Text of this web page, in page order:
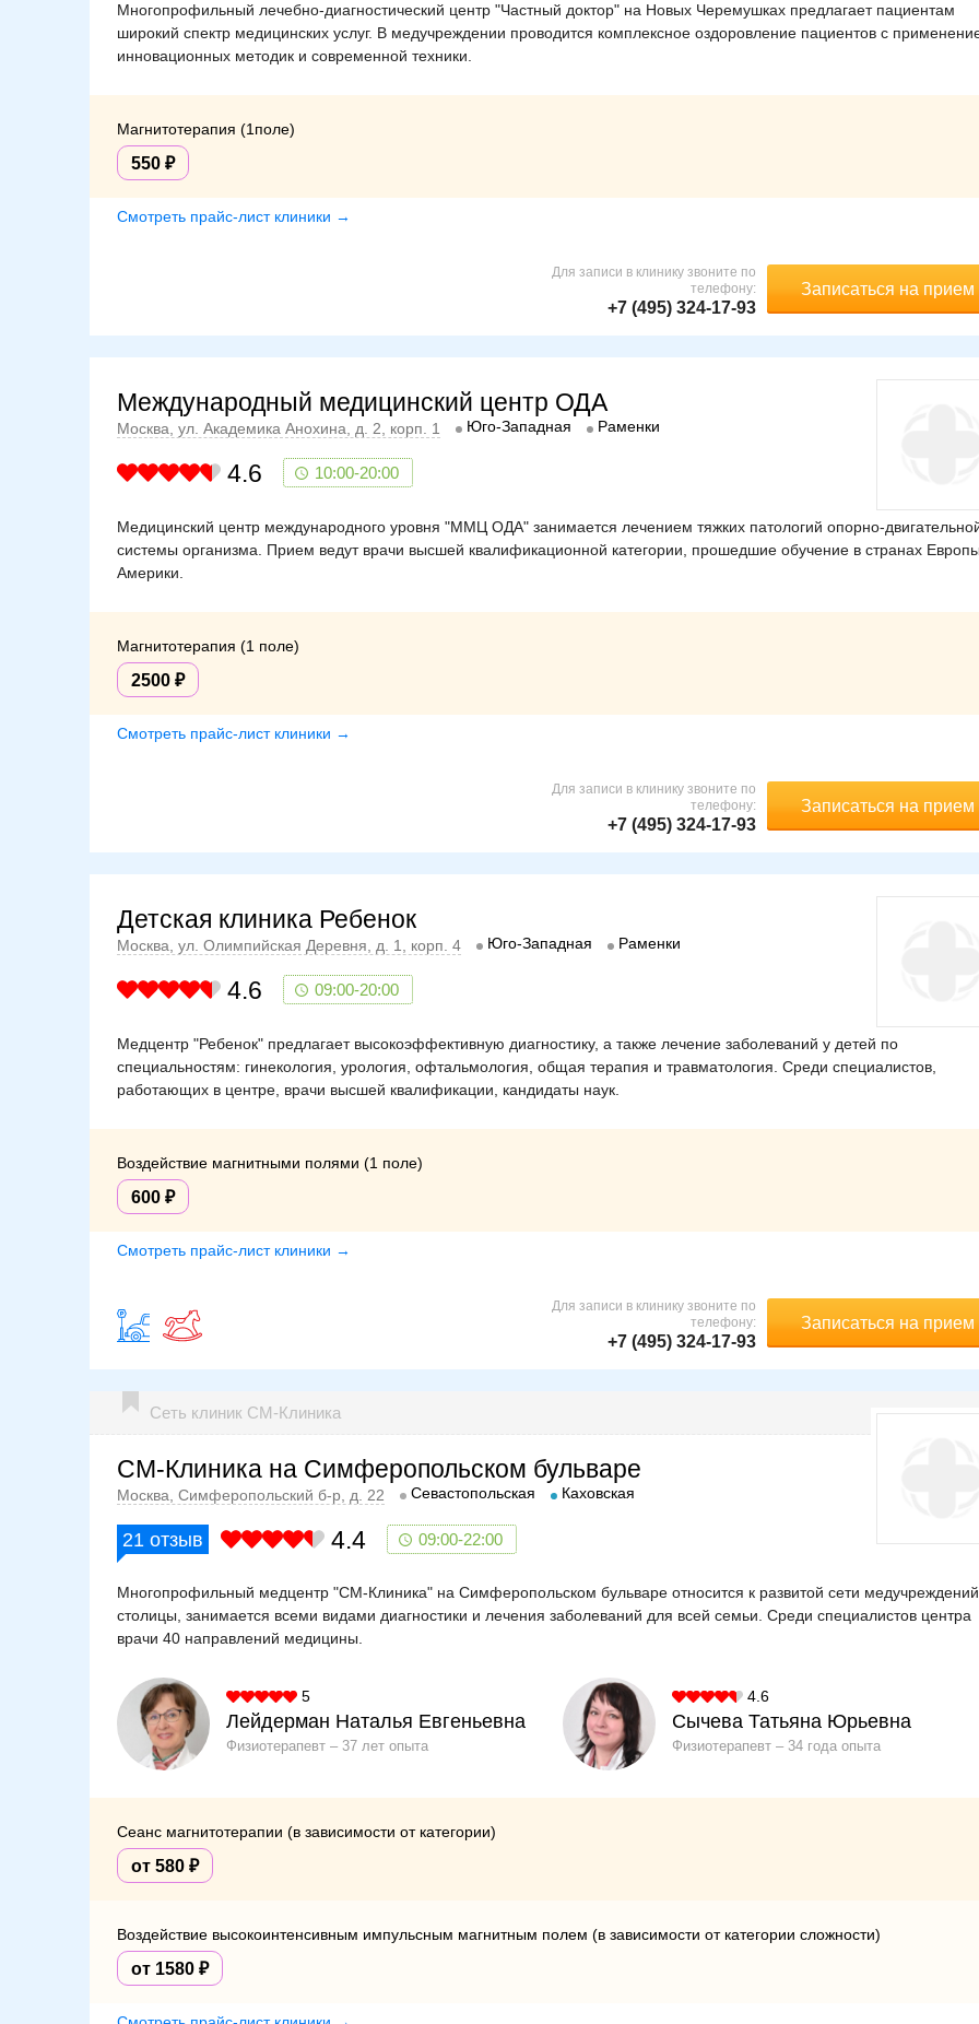
Многопрофильный лечебно-диагностический центр "Частный доктор" на Новых Черемушках предлагает пациентам
широкий спектр медицинских услуг. В медучреждении проводится комплексное оздоровление пациентов с
инновационных методик и современной техники.
Магнитотерапия (1поле)
550
Смотреть прайс-лист клиники →
Записаться на прием
Для записи в клинику звоните по
телефону:
+7 (495) 324-17-93
Международный медицинский центр ОДА
Москва, ул. Академика Анохина, д. 2, корп. 1 Юго-Западная Раменки
4.6 10:00-20:00
Медицинский центр международного уровня "ММЦ ОДА" занимается лечением тяжких патологий опорно-
системы организма. Прием ведут врачи высшей квалификационной категории, прошедшие обучение в странах
Америки.
Магнитотерапия (1 поле)
2500
Смотреть прайс-лист клиники →
Записаться на прием
Для записи в клинику звоните по
телефону:
+7 (495) 324-17-93
Детская клиника Ребенок
Москва, ул. Олимпийская Деревня, д. 1, корп. 4 Юго-Западная Раменки
4.6 09:00-20:00
Медцентр "Ребенок" предлагает высокоэффективную диагностику, а также лечение заболеваний у детей по
специальностям: гинекология, урология, офтальмология, общая терапия и травматология. Среди специалистов,
работающих в центре, врачи высшей квалификации, кандидаты наук.
Воздействие магнитными полями (1 поле)
600
Смотреть прайс-лист клиники →
Записаться на прием
Для записи в клинику звоните по
телефону:
+7 (495) 324-17-93
Сеть клиник СМ-Клиника
СМ-Клиника на Симферопольском бульваре
Москва, Симферопольский б-р, д. 22 Севастопольская Каховская
21 отзыв 4.4 09:00-22:00
Многопрофильный медцентр "СМ-Клиника" на Симферопольском бульваре относится к развитой сети медучреждений
столицы, занимается всеми видами диагностики и лечения заболеваний для всей семьи. Среди специалистов центра
врачи 40 направлений медицины.
5
Лейдерман Наталья Евгеньевна
Физиотерапевт 37 лет опыта
4.6
Сычева Татьяна Юрьевна
Физиотерапевт 34 года опыта
Сеанс магнитотерапии (в зависимости от категории)
от 580
Воздействие высокоинтенсивным импульсным магнитным полем (в зависимости от категории сложности)
от 1580